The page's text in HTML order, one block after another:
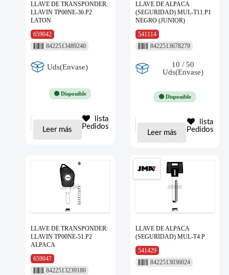
LLAVE DE TRANSPONDER:
LLAVIN TP00NE-36.P2
LATON
659042
8422513489240
Uds(Envase)
🟢 Disponible
Leer más
lista
Pedidos
LLAVE DE ALPACA
(SEGURIDAD) MUL-T11.P1
NEGRO (JUNIOR)
541114
8422513678279
10 / 50
Uds(Envase)
🟢 Disponible
Leer más
lista
Pedidos
LLAVE DE TRANSPONDER:
LLAVIN TP00NE-51.P2
ALPACA
659047
8422513239180
LLAVE DE ALPACA
(SEGURIDAD) MUL-T4.P
541429
8422513036024